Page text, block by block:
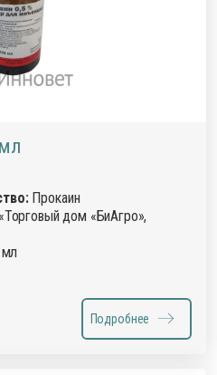
Прокаин
дом «БиАгро»,
Подробнее